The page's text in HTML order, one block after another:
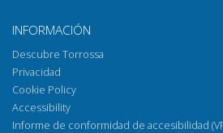
INFORMACIÓN
Descubre Torrossa
Privacidad
Cookie Policy
Accessibility
Informe de conformidad de accesibilidad